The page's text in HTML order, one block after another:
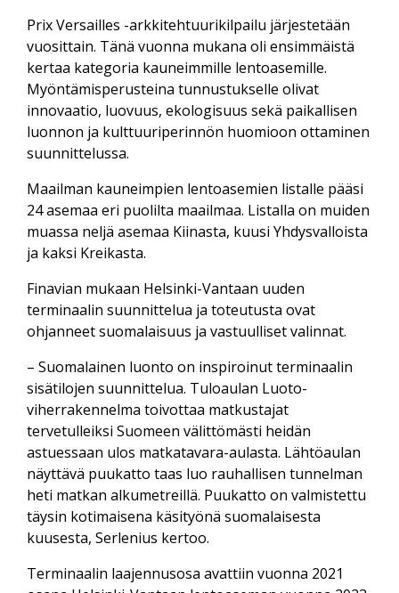
Prix Versailles -arkkitehtuurikilpailu järjestetään
vuosittain. Tänä vuonna mukana oli ensimmäistä
kertaa kategoria kauneimmille lentoasemille.
Myöntämisperusteina tunnustukselle olivat
innovaatio, luovuus, ekologisuus sekä paikallisen
luonnon ja kulttuuriperinnön huomioon ottaminen
suunnittelussa.
Maailman kauneimpien lentoasemien listalle pääsi
24 asemaa eri puolilta maailmaa. Listalla on muiden
muassa neljä asemaa Kiinasta, kuusi Yhdysvalloista
ja kaksi Kreikasta.
Finavian mukaan Helsinki-Vantaan uuden
terminaalin suunnittelua ja toteutusta ovat
ohjanneet suomalaisuus ja vastuulliset valinnat.
– Suomalainen luonto on inspiroinut terminaalin
sisätilojen suunnittelua. Tuloaulan Luoto-
viherrakennelma toivottaa matkustajat
tervetulleiksi Suomeen välittömästi heidän
astuessaan ulos matkatavara-aulasta. Lähtöaulan
näyttävä puukatto taas luo rauhallisen tunnelman
heti matkan alkumetreillä. Puukatto on valmistettu
täysin kotimaisena käsityönä suomalaisesta
kuusesta, Serlenius kertoo.
Terminaalin laajennusosa avattiin vuonna 2021